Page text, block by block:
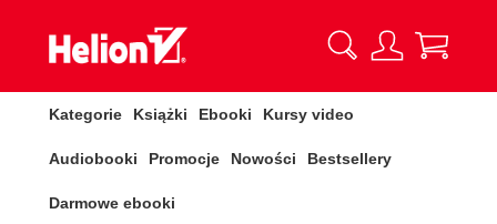
Kategorie Książki Ebooki Kursy video
Audiobooki Promocje Nowości Bestsellery
Darmowe ebooki